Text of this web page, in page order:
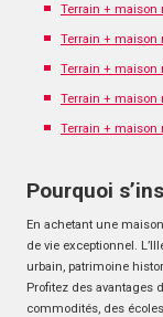
Terrain + maison
Terrain + maison
Terrain + maison
Terrain + maison
Terrain + maison
Pourquoi
En achetant une
de vie exceptionnel.
urbain, patrimoine
Profitez des avantages
commodités, des